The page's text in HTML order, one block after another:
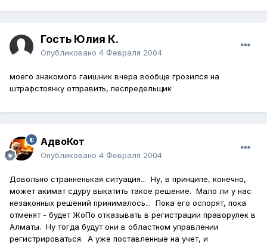
Гость Юлия К.
Опубликовано 4 Февраля 2004
моего знакомого гаишник вчера вообще грозился на
штрафстоянку отправить, песпредельщик
АдвоКот
Опубликовано 4 Февраля 2004
Довольно странненькая ситуация... Ну, в принципе, конечно,
может акимат сдуру выкатить такое решение. Мало ли у нас
незаконных решений принималось... Пока его оспорят, пока
отменят - будет ЖоПо отказывать в регистрации праворулек в
Алматы. Ну тогда будут они в областном управлении
регистрироваться. А уже поставленные на учет, и